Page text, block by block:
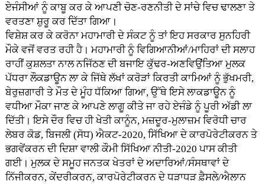
ਏਜੰਸੀਆਂ ਨੂੰ ਕਾਬੂ ਕਰ ਕੇ ਆਪਣੀ ਚੋਣ-ਰਣਨੀਤੀ ਦੇ ਸਾਂਚੇ ਵਿਚ ਢਾਲਣਾ ਤੇ
ਵਰਤਣਾ ਸ਼ੁਰੂ ਕਰ ਦਿੱਤਾ ਗਿਆ।
ਵਿਸ਼ੇਸ਼ ਕਰ ਕੇ ਕਰੋਨਾ ਮਹਾਮਾਰੀ ਦੇ ਸੰਕਟ ਨੂੰ ਤਾਂ ਇਹ ਸਰਕਾਰ ਸੁਨਹਿਰੀ
ਮੌਕੇ ਵਜੋਂ ਵਰਤ ਰਹੀ ਹੈ। ਮਹਾਮਾਰੀ ਨੂੰ ਵਿਗਿਆਨੀਆਂ/ਮਾਹਿਰਾਂ ਦੀ ਸਲਾਹ
ਰਾਹੀਂ ਕੁਸ਼ਲਤਾ ਨਾਲ ਨਜਿੱਠਣ ਦੀ ਬਜਾਇ ਕੁੱਢਰ-ਅਣਵਿਉਂਤਿਆ ਮੁਲਕ
ਪੱਧਰਾ ਲੌਕਡਾਊਨ ਲਾ ਕੇ ਜਿੱਥੇ ਲੱਖਾਂ ਕਰੋੜਾਂ ਕਿਰਤੀ ਕਾਮਿਆਂ ਨੂੰ ਭੁੱਖਮਰੀ,
ਬੇਰੁਜ਼ਗਾਰੀ ਤੇ ਮੌਤ ਦੇ ਮੂੰਹ ਧੱਕਿਆ ਗਿਆ, ਉੱਥੇ ਇਸੇ ਲਾਕਡਾਊਨ ਨੂੰ
ਵਧੀਆ ਮੌਕਾ ਜਾਣ ਕੇ ਆਪਣੇ ਲਾਗੂ ਕੀਤੇ ਜਾ ਰਹੇ ਏਜੰਡੇ ਨੂੰ ਪੂਰੀ ਅੱਡੀ ਲਾ
ਦਿੱਤੀ। ਇਸੇ ਦੌਰ ਵਿਚ ਹੀ ਖੇਤੀ ਕਾਨੂੰਨ, ਮਜ਼ਦੂਰ-ਮੁਲਾਜ਼ਮ ਵਿਰੋਧੀ ਚਾਰ
ਲੇਬਰ ਕੋਡ, ਬਿਜਲੀ (ਸੋਧ) ਐਕਟ-2020, ਸਿੱਖਿਆ ਦੇ ਕਾਰਪੋਰੇਟੀਕਰਨ ਤੇ
ਭਗਵੇਂਕਰਨ ਦੀ ਦਿਸ਼ਾ ਵਾਲੀ ਕੌਮੀ ਸਿੱਖਿਆ ਨੀਤੀ-2020 ਪਾਸ ਕੀਤੀ
ਗਈ। ਮੁਲਕ ਦੇ ਸਮੂਹ ਜਨਤਕ ਖੇਤਰਾਂ ਦੇ ਅਦਾਰਿਆਂ/ਸੰਸਥਾਵਾਂ ਦੇ
ਨਿੱਜੀਕਰਨ, ਕੇਂਦਰੀਕਰਨ, ਕਾਰਪੋਰੇਟੀਕਰਨ ਦੇ ਧੜਾਧੜ ਫ਼ੈਸਲੇ/ਐਲਾਨ